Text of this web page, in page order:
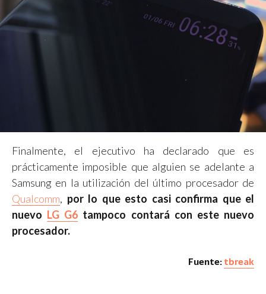
Finalmente, el ejecutivo ha declarado que es
prácticamente imposible que alguien se adelante a
Samsung en la utilización del último procesador de
Qualcomm, por lo que esto casi confirma que el
nuevo LG G6 tampoco contará con este nuevo
procesador.
Fuente:tbreak